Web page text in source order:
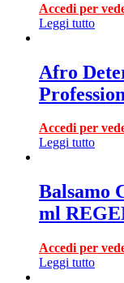
Accedi per
Leggi tutto
Afro
Accedi per
Leggi tutto
Balsamo
ml
Accedi per
Leggi tutto